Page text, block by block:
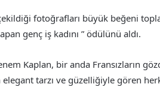
çekildiği fotoğrafları büyük beğeni
genç iş kadını ” ödülünü aldı.
Kaplan, bir anda Fransızların
elegant tarzı ve güzelliğiyle gören